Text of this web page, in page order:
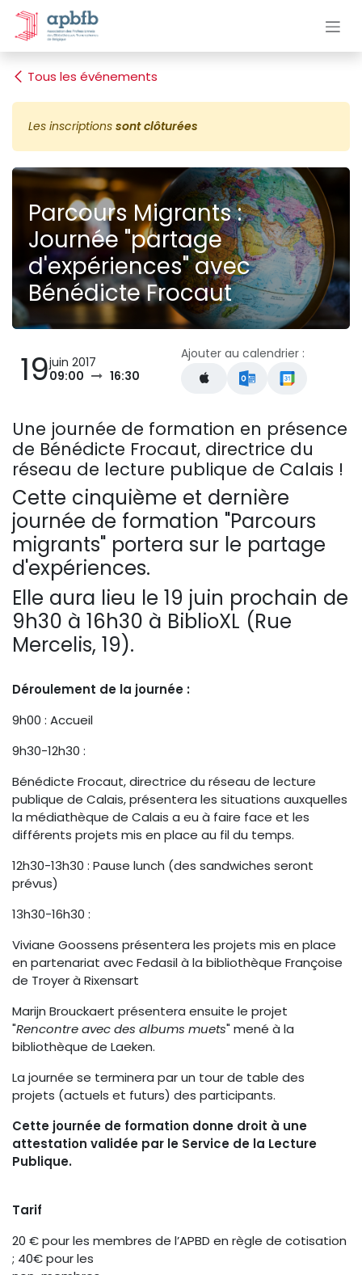
Se rendre au contenu
Tous les événements
Les inscriptions sont clôturées
Parcours Migrants :
Journée "partage
d'expériences" avec
Bénédicte Frocaut
19juin 2017
09:00
16:30
Ajouter au calendrier :
Une journée de formation en présence
de Bénédicte Frocaut, directrice du
réseau de lecture publique de Calais !
Cette cinquième et dernière
journée de formation "Parcours
migrants" portera sur le partage
d'expériences.
Elle aura lieu le 19 juin prochain de
9h30 à 16h30 à BiblioXL (Rue
Mercelis, 19).
Déroulement de la journée :
9h00 : Accueil
9h30-12h30 :
Bénédicte Frocaut, directrice du réseau de lecture
publique de Calais, présentera les situations auxquelles
la médiathèque de Calais a eu à faire face et les
différents projets mis en place au fil du temps.
12h30-13h30 : Pause lunch (des sandwiches seront
prévus)
13h30-16h30 :
Viviane Goossens présentera les projets mis en place
en partenariat avec Fedasil à la bibliothèque Françoise
de Troyer à Rixensart
Marijn Brouckaert présentera ensuite le projet
"Rencontre avec des albums muets" mené à la
bibliothèque de Laeken.
La journée se terminera par un tour de table des
projets (actuels et futurs) des participants.
Cette journée de formation donne droit à une
attestation validée par le Service de la Lecture
Publique.
Tarif
20 € pour les membres de l’APBD en règle de cotisation
; 40€ pour les